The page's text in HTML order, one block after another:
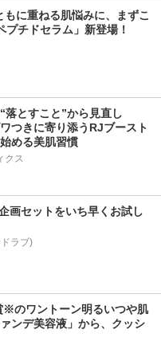
もに重ねる肌悩みに、まずこ
プチドセラム」新登場！
落とすこと”から見直し
つきに寄り添うRJブースト
める美肌習慣
クス
画セットをいち早くお試し
ラブ)
※のワントーン明るいつや肌
ンデ美容液」から、クッシ